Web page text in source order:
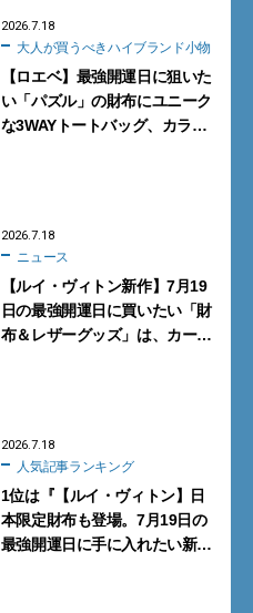
2026.7.18
大人が買うべきハイブランド小物
【ロエベ】最強開運日に狙いた
い「パズル」の財布にユニーク
な3WAYトートバッグ、カラフ
2026.7.18
ニュース
【ルイ・ヴィトン新作】7月19
日の最強開運日に買いたい「財
布＆レザーグッズ」は、カーキ
2026.7.18
人気記事ランキング
1位は『【ルイ・ヴィトン】日
本限定財布も登場。7月19日の
最強開運日に手に入れたい新作